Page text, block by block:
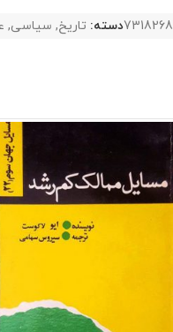
7318268دسته: تاریخ, سیاسی,